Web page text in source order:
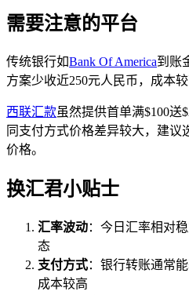
需要注意的平台
传统银行如Bank Of America到账
方案少收近250元人民币，成本较
西联汇款虽然提供首单满$100送
同支付方式价格差异较大，建
价格。
换汇君小贴士
汇率波动：今日汇率相对
态
支付方式：银行转账通常
成本较高